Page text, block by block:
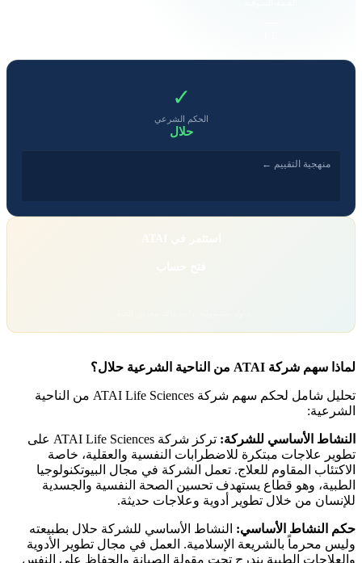
✓
الحكم الشرعي
حلال
منهجية التقييم ←
لماذا سهم شركة ATAI من الناحية الشرعية حلال؟
تحليل شامل لحكم سهم شركة ATAI Life Sciences من الناحية
الشرعية:
النشاط الأساسي للشركة:
تركز شركة ATAI Life Sciences على
تطوير علاجات مبتكرة للاضطرابات النفسية والعقلية، خاصة
الاكتئاب المقاوم للعلاج. تعمل الشركة في مجال البيوتكنولوجيا
الطبية، وهو قطاع يستهدف تحسين الصحة النفسية والجسدية
للإنسان من خلال تطوير أدوية وعلاجات حديثة.
حكم النشاط الأساسي:النشاط الأساسي للشركة حلال بطبيعته
وليس محرماً بالشريعة الإسلامية. العمل في مجال تطوير الأدوية
والعلاجات الطبية يندرج تحت مقولة الصيانة والحفاظ على النفس